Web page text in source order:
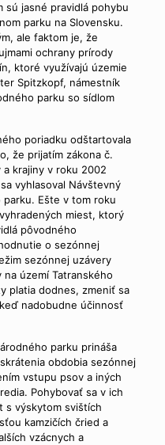
jasné pravidlá pohybu
parku na Slovensku.
ale faktom je, že
ochrany prírody
ktoré využívajú územie
Spitzkopf, námestník
parku so sídlom
poriadku odštartovala
že prijatím zákona č.
krajiny v roku 2002
vyhlasoval Návštevný
Ešte v tom roku
miest, ktorý
pôvodného
o sezónnej
sezónnej uzávery
území Tatranského
platia dodnes, zmeniť sa
nadobudne účinnosť
parku prináša
obdobia sezónnej
vstupu psov a iných
Pohybovať sa v ich
s výskytom svištích
kamzičích čried a
vzácnych a